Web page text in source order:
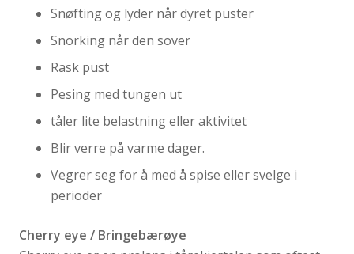
Snøfting og lyder når dyret puster
Snorking når den sover
Rask pust
Pesing med tungen ut
tåler lite belastning eller aktivitet
Blir verre på varme dager.
Vegrer seg for å med å spise eller svelge i
perioder
Cherry eye / Bringebærøye